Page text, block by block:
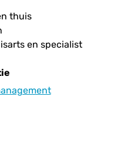
thuis
en specialist